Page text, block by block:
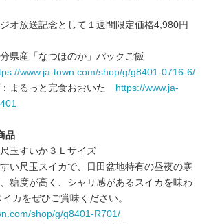
放送記念として１週間限定価格4,980円
県産「なつほのか」パックご飯
www.ja-town.com/shop/g/g8401-0716-6/
：まるっと完食おおいた
https://www.ja-
品
玉すいか３Ｌサイズ
い尺玉スイカで、日田盆地特有の昼夜の寒
糖度が高く、シャリ感があるスイカを味わ
カをぜひご賞味ください。
shop/g/g8401-R701/